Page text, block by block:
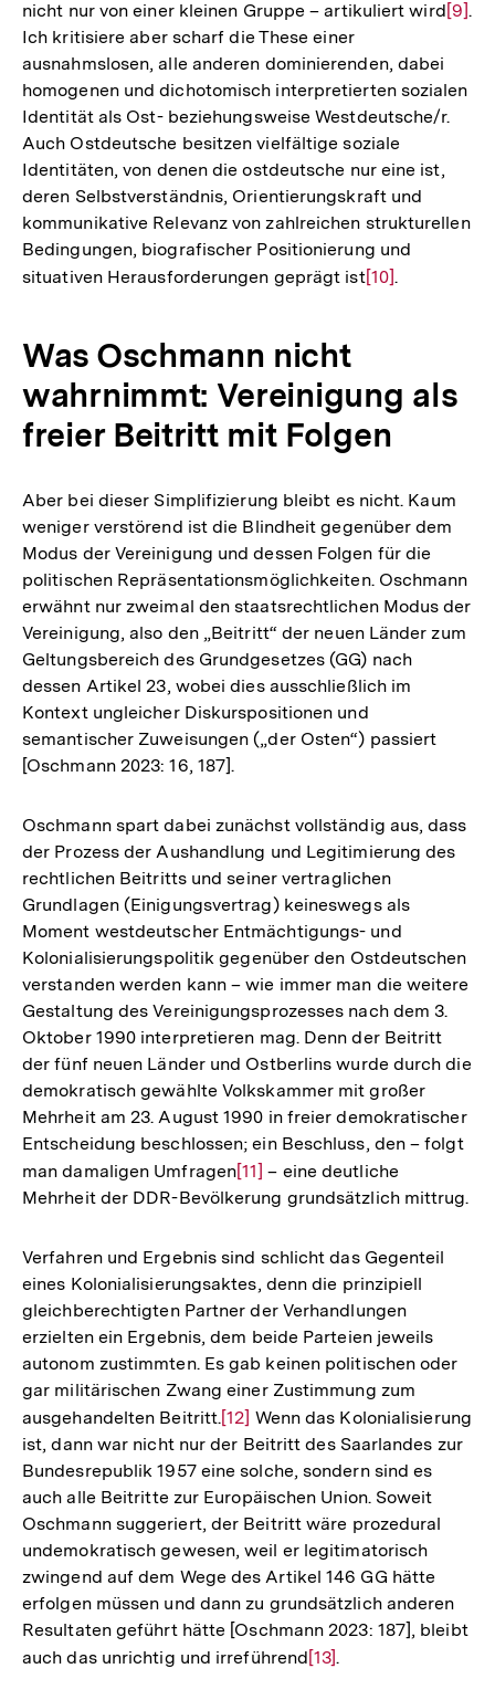
nicht nur von einer kleinen Gruppe – artikuliert wirdZur
[9].
Ich kritisiere aber scharf die These einer
ausnahmslosen, alle anderen dominierenden, dabei
homogenen und dichotomisch interpretierten sozialen
Identität als Ost- beziehungsweise Westdeutsche/r.
Auch Ostdeutsche besitzen vielfältige soziale
Identitäten, von denen die ostdeutsche nur eine ist,
deren Selbstverständnis, Orientierungskraft und
kommunikative Relevanz von zahlreichen strukturellen
Bedingungen, biografischer Positionierung und
situativen Herausforderungen geprägt istZur
[10].
Was Oschmann nicht
wahrnimmt: Vereinigung als
freier Beitritt mit Folgen
Aber bei dieser Simplifizierung bleibt es nicht. Kaum
weniger verstörend ist die Blindheit gegenüber dem
Modus der Vereinigung und dessen Folgen für die
politischen Repräsentationsmöglichkeiten. Oschmann
erwähnt nur zweimal den staatsrechtlichen Modus der
Vereinigung, also den „Beitritt“ der neuen Länder zum
Geltungsbereich des Grundgesetzes (GG) nach
dessen Artikel 23, wobei dies ausschließlich im
Kontext ungleicher Diskurspositionen und
semantischer Zuweisungen („der Osten“) passiert
[Oschmann 2023: 16, 187].
Oschmann spart dabei zunächst vollständig aus, dass
der Prozess der Aushandlung und Legitimierung des
rechtlichen Beitritts und seiner vertraglichen
Grundlagen (Einigungsvertrag) keineswegs als
Moment westdeutscher Entmächtigungs- und
Kolonialisierungspolitik gegenüber den Ostdeutschen
verstanden werden kann – wie immer man die weitere
Gestaltung des Vereinigungsprozesses nach dem 3.
Oktober 1990 interpretieren mag. Denn der Beitritt
der fünf neuen Länder und Ostberlins wurde durch die
demokratisch gewählte Volkskammer mit großer
Mehrheit am 23. August 1990 in freier demokratischer
Entscheidung beschlossen; ein Beschluss, den – folgt
man damaligen UmfragenZur
Auflösung
Fußnote
[11] – eine deutliche
Mehrheit der DDR-Bevölkerung grundsätzlich mittrug.
Verfahren und Ergebnis sind schlicht das Gegenteil
eines Kolonialisierungsaktes, denn die prinzipiell
gleichberechtigten Partner der Verhandlungen
erzielten ein Ergebnis, dem beide Parteien jeweils
autonom zustimmten. Es gab keinen politischen oder
gar militärischen Zwang einer Zustimmung zum
ausgehandelten Beitritt.Zur
Auflösung
der
Fußnote
[12] Wenn das Kolonialisierung
ist, dann war nicht nur der Beitritt des Saarlandes zur
Bundesrepublik 1957 eine solche, sondern sind es
auch alle Beitritte zur Europäischen Union. Soweit
Oschmann suggeriert, der Beitritt wäre prozedural
undemokratisch gewesen, weil er legitimatorisch
zwingend auf dem Wege des Artikel 146 GG hätte
erfolgen müssen und dann zu grundsätzlich anderen
Resultaten geführt hätte [Oschmann 2023: 187], bleibt
auch das unrichtig und irreführendZur
[13].